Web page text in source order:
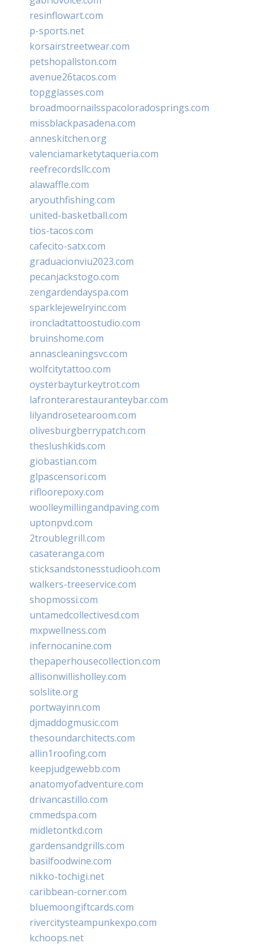
resinflowart.com
p-sports.net
korsairstreetwear.com
petshopallston.com
avenue26tacos.com
topgglasses.com
broadmoornailsspacoloradosprings.com
missblackpasadena.com
anneskitchen.org
valenciamarketytaqueria.com
reefrecordsllc.com
alawaffle.com
aryouthfishing.com
united-basketball.com
tios-tacos.com
cafecito-satx.com
graduacionviu2023.com
pecanjackstogo.com
zengardendayspa.com
sparklejewelryinc.com
ironcladtattoostudio.com
bruinshome.com
annascleaningsvc.com
wolfcitytattoo.com
oysterbayturkeytrot.com
lafronterarestauranteybar.com
lilyandrosetearoom.com
olivesburgberrypatch.com
theslushkids.com
giobastian.com
glpascensori.com
rifloorepoxy.com
woolleymillingandpaving.com
uptonpvd.com
2troublegrill.com
casateranga.com
sticksandstonesstudiooh.com
walkers-treeservice.com
shopmossi.com
untamedcollectivesd.com
mxpwellness.com
infernocanine.com
thepaperhousecollection.com
allisonwillisholley.com
solslite.org
portwayinn.com
djmaddogmusic.com
thesoundarchitects.com
allin1roofing.com
keepjudgewebb.com
anatomyofadventure.com
drivancastillo.com
cmmedspa.com
midletontkd.com
gardensandgrills.com
basilfoodwine.com
nikko-tochigi.net
caribbean-corner.com
bluemoongiftcards.com
rivercitysteampunkexpo.com
kchoops.net